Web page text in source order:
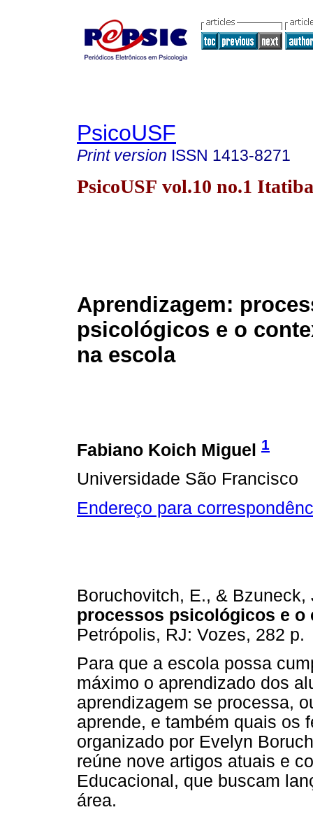
PsicoUSF
Print version ISSN 1413-8271
PsicoUSF vol.10 no.1
Aprendizagem:
psicológicos e o
na escola
Fabiano Koich Miguel 1
Universidade São Francisco
Endereço para
Boruchovitch, E., &
processos psicológicos e o
Petrópolis, RJ: Vozes, 282 p.
Para que a escola possa
máximo o aprendizado dos
aprendizagem se processa,
aprende, e também quais os
organizado por Evelyn
reúne nove artigos atuais e
Educacional, que buscam
área.